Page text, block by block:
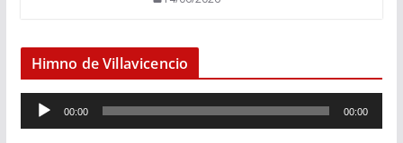
Himno de Villavicencio
e
00:00 00:00